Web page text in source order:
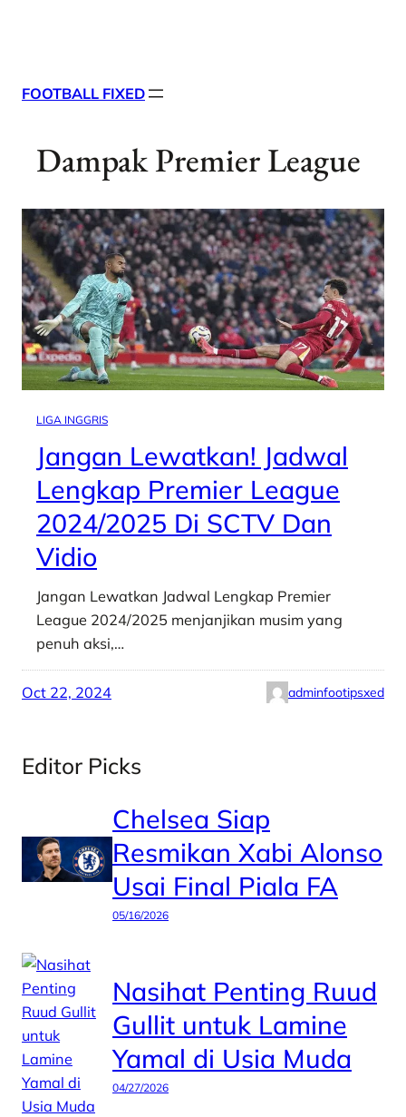
FOOTBALL FIXED
Dampak Premier League
LIGA INGGRIS
Jangan Lewatkan! Jadwal
Lengkap Premier League
2024/2025 Di SCTV Dan
Vidio
Jangan Lewatkan Jadwal Lengkap Premier
League 2024/2025 menjanjikan musim yang
penuh aksi,…
Oct 22, 2024 adminfootipsxed
Editor Picks
Chelsea Siap
Resmikan Xabi Alonso
Usai Final Piala FA
05/16/2026
Nasihat Penting Ruud
Gullit untuk Lamine
Yamal di Usia Muda
04/27/2026